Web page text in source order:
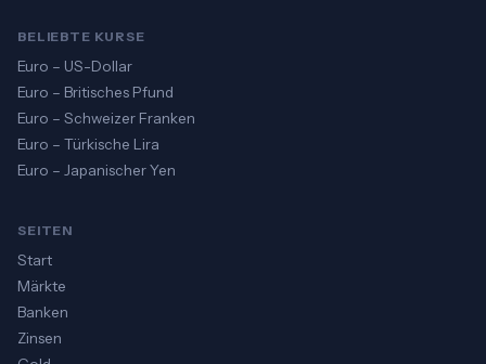
BELIEBTE KURSE
Euro – US-Dollar
Euro – Britisches Pfund
Euro – Schweizer Franken
Euro – Türkische Lira
Euro – Japanischer Yen
SEITEN
Start
Märkte
Banken
Zinsen